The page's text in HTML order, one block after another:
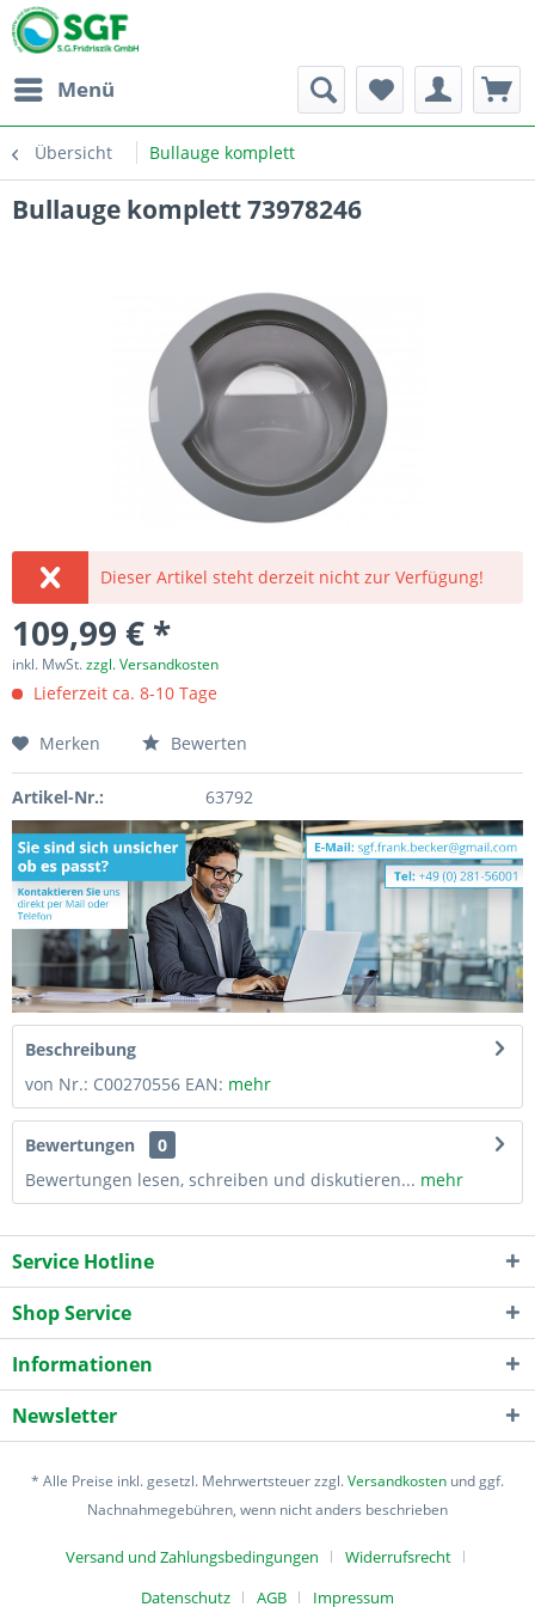
Menü
Übersicht Bullauge komplett
Bullauge komplett 73978246
Dieser Artikel steht derzeit nicht zur Verfügung!
109,99 € *
inkl. MwSt.zzgl. Versandkosten
Lieferzeit ca. 8-10 Tage
Merken Bewerten
Artikel-Nr.: 63792
Beschreibung
von Nr.: C00270556 EAN: mehr
Bewertungen
0
Bewertungen lesen, schreiben und diskutieren... mehr
Service Hotline
Shop Service
Informationen
Newsletter
* Alle Preise inkl. gesetzl. Mehrwertsteuer zzgl.Versandkosten und ggf.
Nachnahmegebühren, wenn nicht anders beschrieben
Versand und Zahlungsbedingungen
Widerrufsrecht
Datenschutz
AGB Impressum